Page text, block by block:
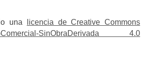
una
licencia de Creative Commons
SinObraDerivada 4.0